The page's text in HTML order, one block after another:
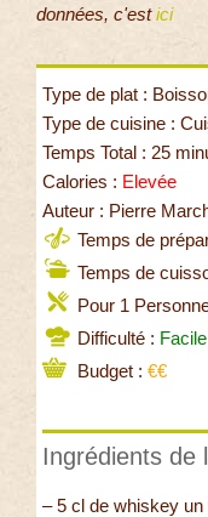
données, c'estici
Type de plat :
Type de cuisine :
Temps Total : 25
Calories : Elevée
Auteur : Pierre
Temps de
Temps de
Pour 1
Difficulté : Facile
Budget : €€
Ingrédients de
– 5 cl de whiskey